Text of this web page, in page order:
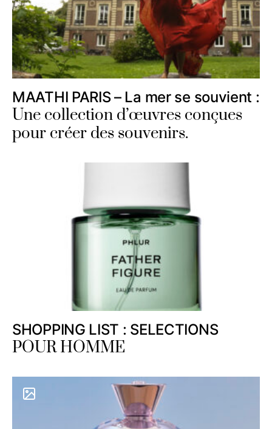
MAATHI PARIS – La mer se souvient :
Une collection d’œuvres conçues
pour créer des souvenirs.
SHOPPING LIST : SELECTIONS
POUR HOMME